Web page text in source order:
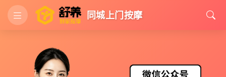
同城上门按摩